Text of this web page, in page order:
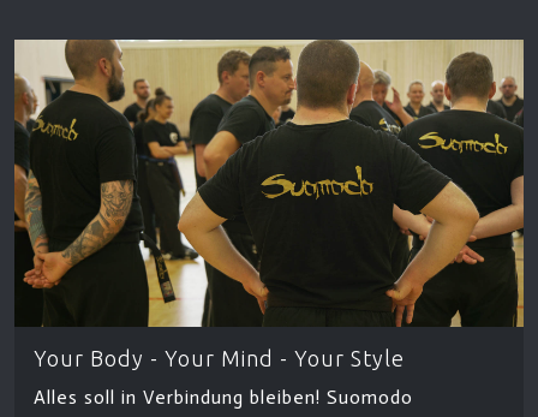
Your Body - Your Mind - Your Style
Alles soll in Verbindung bleiben! Suomodo